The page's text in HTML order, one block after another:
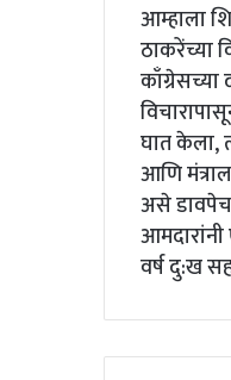
आम्हाला
ठाकरेंच्या
घात केला,
आणि
असे डावपेच
वर्ष दु:ख